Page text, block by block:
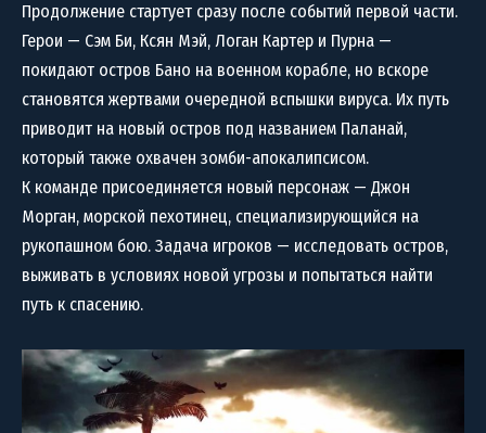
Продолжение стартует сразу после событий первой части.
Герои — Сэм Би, Ксян Мэй, Логан Картер и Пурна —
покидают остров Бано на военном корабле, но вскоре
становятся жертвами очередной вспышки вируса. Их путь
приводит на новый остров под названием Паланай,
который также охвачен зомби-апокалипсисом.
К команде присоединяется новый персонаж — Джон
Морган, морской пехотинец, специализирующийся на
рукопашном бою. Задача игроков — исследовать остров,
выживать в условиях новой угрозы и попытаться найти
путь к спасению.